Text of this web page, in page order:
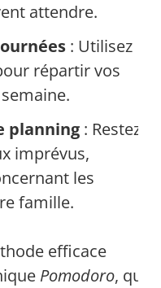
attendre.
: Utilisez
répartir vos
planning : Restez
imprévus,
les
famille.
efficace
Pomodoro, qui